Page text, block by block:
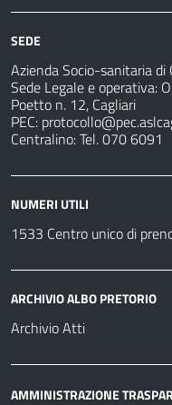
sanitarie
fare
SEDE
Azienda Socio-sanitaria di
Sede Legale e operativa:
Poetto n. 12, Cagliari
PEC:
Centralino: Tel. 070 6091
NUMERI UTILI
1533 Centro unico di
ARCHIVIO ALBO PRETORIO
Archivio Atti
AMMINISTRAZIONE